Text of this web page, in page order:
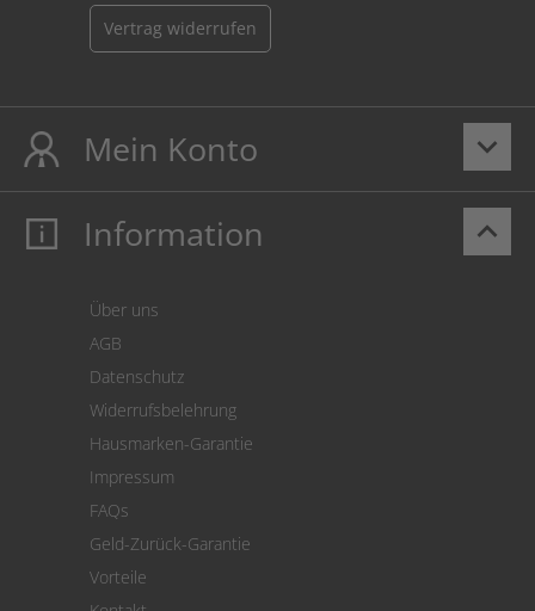
Vertrag widerrufen
keyboard_arrow_down
Mein Konto
Mein Konto
Cookie Einstellungen
keyboard_arrow_up
Information
Über uns
AGB
Datenschutz
Widerrufsbelehrung
Hausmarken-Garantie
Impressum
FAQs
Geld-Zurück-Garantie
Vorteile